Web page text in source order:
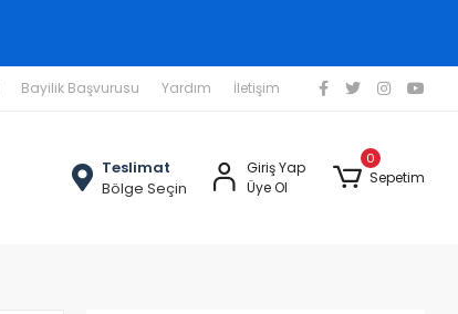
Bayilik Başvurusu Yardım İletişim
Teslimat
Bölge Seçin
Giriş Yap
Üye Ol
0
Sepetim